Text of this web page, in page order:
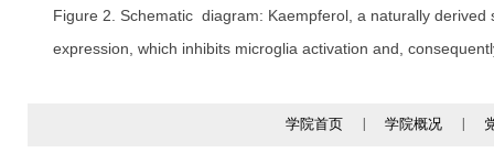
Figure 2. Schematic diagram: Kaempferol, a naturally
expression, which inhibits microglia activation and,
学院首页 学院概况